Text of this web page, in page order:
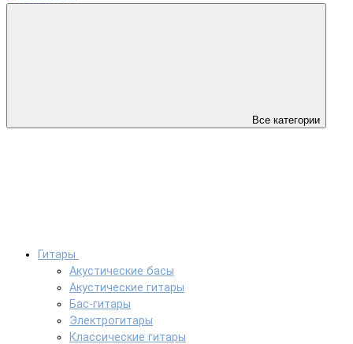
Все категории
Гитары
Акустические басы
Акустические гитары
Бас-гитары
Электрогитары
Классические гитары